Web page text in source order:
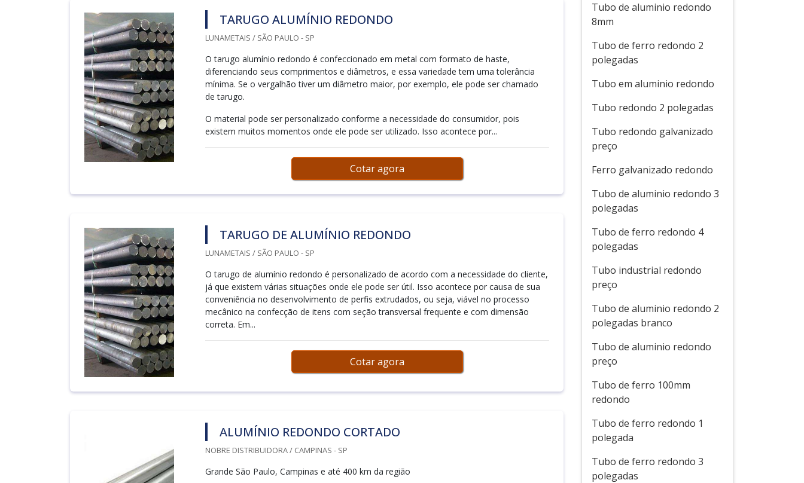
TARUGO ALUMÍNIO REDONDO
LUNAMETAIS / SÃO PAULO - SP
O tarugo alumínio redondo é confeccionado em metal com formato de haste,
diferenciando seus comprimentos e diâmetros, e essa variedade tem uma tolerância
mínima. Se o vergalhão tiver um diâmetro maior, por exemplo, ele pode ser chamado
de tarugo.
O material pode ser personalizado conforme a necessidade do consumidor, pois
existem muitos momentos onde ele pode ser utilizado. Isso acontece por...
Cotar agora
TARUGO DE ALUMÍNIO REDONDO
LUNAMETAIS / SÃO PAULO - SP
O tarugo de alumínio redondo é personalizado de acordo com a necessidade do cliente,
já que existem várias situações onde ele pode ser útil. Isso acontece por causa de sua
conveniência no desenvolvimento de perfis extrudados, ou seja, viável no processo
mecânico na confecção de itens com seção transversal frequente e com dimensão
correta. Em...
Cotar agora
ALUMÍNIO REDONDO CORTADO
NOBRE DISTRIBUIDORA / CAMPINAS - SP
Grande São Paulo, Campinas e até 400 km da região
Tubo de aluminio redondo
8mm
Tubo de ferro redondo 2
polegadas
Tubo em aluminio redondo
Tubo redondo 2 polegadas
Tubo redondo galvanizado
preço
Ferro galvanizado redondo
Tubo de aluminio redondo 3
polegadas
Tubo de ferro redondo 4
polegadas
Tubo industrial redondo
preço
Tubo de aluminio redondo 2
polegadas branco
Tubo de aluminio redondo
preço
Tubo de ferro 100mm
redondo
Tubo de ferro redondo 1
polegada
Tubo de ferro redondo 3
polegadas